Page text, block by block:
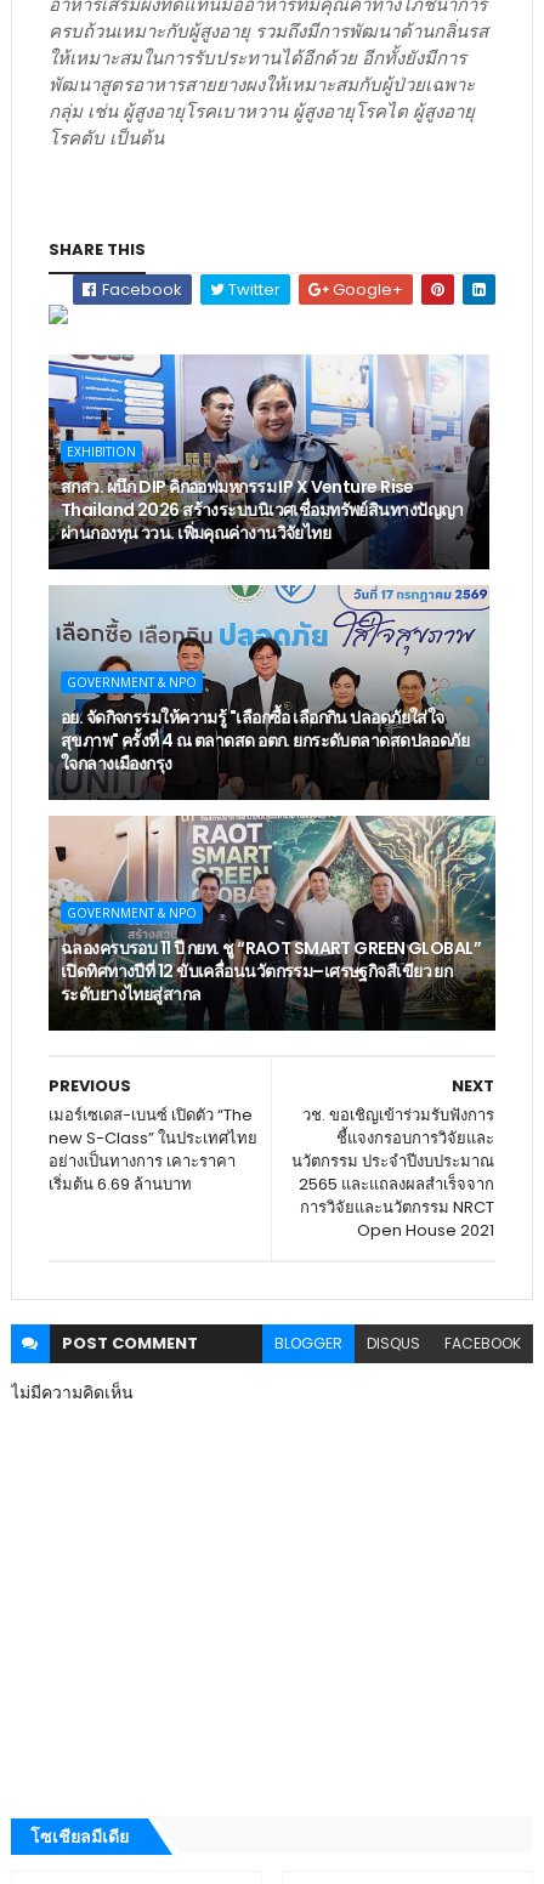
ครบถ้วนเหมาะกับผู้สูงอายุ รวมถึงมีการพัฒนาด้านกลิ่นรส
ให้เหมาะสมในการรับประทานได้อีกด้วย อีกทั้งยังมีการ
พัฒนาสูตรอาหารสายยางผงให้เหมาะสมกับผู้ป่วยเฉพาะ
กลุ่ม เช่น ผู้สูงอายุโรคเบาหวาน ผู้สูงอายุโรคไต ผู้สูงอายุ
โรคตับ เป็นต้น
SHARE THIS
Facebook
Twitter Google+
EXHIBITION
สกสว. ผนึก DIP คิกออฟมหกรรม IP X Venture Rise
Thailand 2026 สร้างระบบนิเวศเชื่อมทรัพย์สินทางปัญญา
ผ่านกองทุน ววน. เพิ่มคุณค่างานวิจัยไทย
GOVERNMENT & NPO
อย. จัดกิจกรรมให้ความรู้ "เลือกซื้อ เลือกกิน ปลอดภัยใส่ใจ
สุขภาพ" ครั้งที่ 4 ณ ตลาดสด อตก. ยกระดับตลาดสดปลอดภัย
ใจกลางเมืองกรุง
GOVERNMENT & NPO
ฉลองครบรอบ 11 ปี กยท. ชู “RAOT SMART GREEN GLOBAL”
เปิดทิศทางปีที่ 12 ขับเคลื่อนนวัตกรรม–เศรษฐกิจสีเขียว ยก
ระดับยางไทยสู่สากล
NEXT
วช. ขอเชิญเข้าร่วมรับฟังการ
ชี้แจงกรอบการวิจัยและ
นวัตกรรม ประจําปีงบประมาณ
2565 และแถลงผลสําเร็จจาก
การวิจัยและนวัตกรรม NRCT
Open House 2021
PREVIOUS
เมอร์เซเดส-เบนซ์ เปิดตัว “The
new S-Class” ในประเทศไทย
อย่างเป็นทางการ เคาะราคา
เริ่มต้น 6.69 ล้านบาท
POST COMMENT BLOGGER DISQUS FACEBOOK
ไม่มีความคิดเห็น
โซเชียลมีเดีย